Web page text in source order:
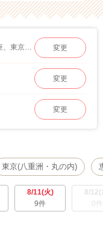
町田、日本橋・八丁堀、銀座、東京(八重洲・丸の内)、六本木、池袋、品川・五反田、二子玉川、水道橋・飯田橋、上野、渋谷、浅草・両国、新宿、有楽町、恵比寿・赤坂、秋葉原、立川・吉祥寺、自由が丘、お台場、八王子、北千住 変更
変更
変更
東京(八重洲・丸の内)
8/11(火)
9件
8/12(
0件